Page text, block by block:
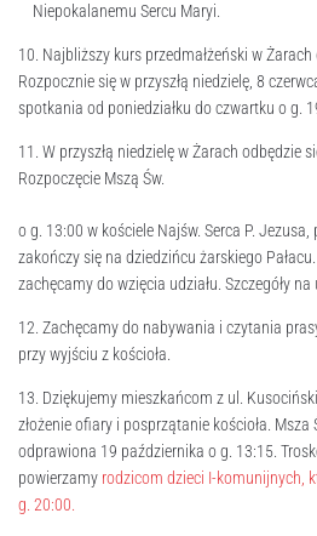
Niepokalanemu Sercu Maryi.
10. Najbliższy kurs przedmałżeński w Żarach
Rozpocznie się w przyszłą niedzielę, 8
spotkania od poniedziałku do czwartku o g.
11. W przyszłą niedzielę w Żarach odbędzie
Rozpoczęcie Mszą Św.
o g. 13:00 w kościele Najśw. Serca P.
zakończy się na dziedzińcu żarskiego
zachęcamy do wzięcia udziału. Szczegóły na
12. Zachęcamy do nabywania i czytania
przy wyjściu z kościoła.
13. Dziękujemy mieszkańcom z ul.
złożenie ofiary i posprzątanie kościoła.
odprawiona 19 października o g. 13:15.
powierzamy rodzicom dzieci I-komunijnych,
g. 20:00.